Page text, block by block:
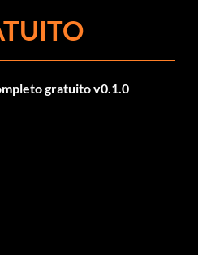
gratuito v0.1.0